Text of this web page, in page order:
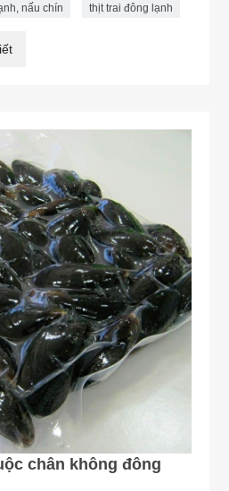
nấu chín thịt trai đông lạnh
chân không đông